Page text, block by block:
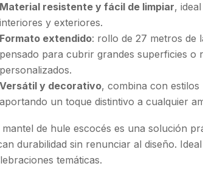
Material resistente y fácil de limpiar,
interiores y exteriores.
Formato extendido: rollo de 27 metros de
pensado para cubrir grandes superficies o
personalizados.
Versátil y decorativo, combina con
aportando un toque distintivo a cualquier
mantel de hule escocés es una solución
durabilidad sin renunciar al diseño.
temáticas.